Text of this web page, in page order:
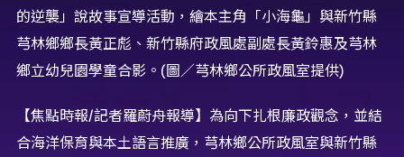
的逆襲」說故事宣導活動，繪本主角「小海龜」與新竹縣
芎林鄉鄉長黃正彪、新竹縣府政風處副處長黃鈴惠及芎林
鄉立幼兒園學童合影。(圖／芎林鄉公所政風室提供)
【焦點時報/記者羅蔚舟報導】為向下扎根廉政觀念，並結
合海洋保育與本土語言推廣，芎林鄉公所政風室與新竹縣